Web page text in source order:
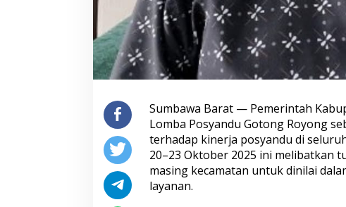
Sumbawa Barat — Pemerintah
Lomba Posyandu Gotong Royong
terhadap kinerja posyandu di
20–23 Oktober 2025 ini melibatkan
masing kecamatan untuk dinilai
layanan.